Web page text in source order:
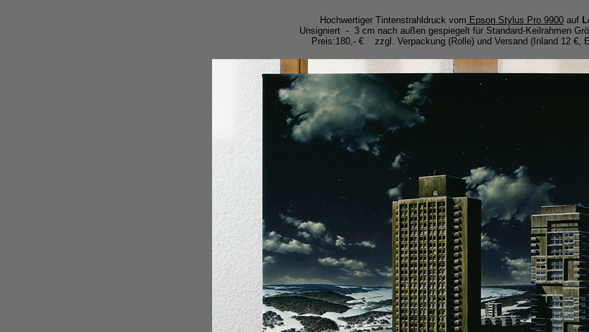
Hochwertiger Tintenstrahldruck vom Epson Stylus Pro 9900 auf
Unsigniert - 3 cm nach außen gespiegelt für Standard-Keilrahmen
Preis:180,- € zzgl. Verpackung (Rolle) und Versand (Inland 12 €,